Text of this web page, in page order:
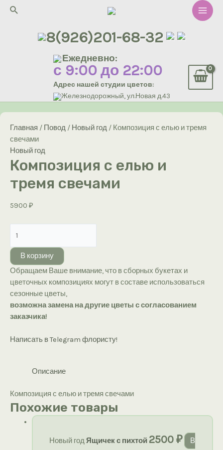
Перейти
Поиск
Main
8(926)201-68-32
Ежедневно:
с 9:00 до 22:00
Адрес нашей студии цветов:
Железнодорожный, ул.Новая д.43
Главная / Повод / Новый год / Композиция с елью и тремя
свечами
Новый год
Композиция с елью и
тремя свечами
5900 ₽
товара
Композиция
с
елью
и
тремя
свечами
В корзину
Обращаем Ваше внимание, что в сборных букетах и
цветочных композициях могут в составе использоваться
сезонные цветы,
возможна замена на другие цветы с согласованием
заказчика!
Написать в Telegram флористу!
Описание
Композиция с елью и тремя свечами
Похожие товары
Новый годЯщичек с пихтой 2500₽ В